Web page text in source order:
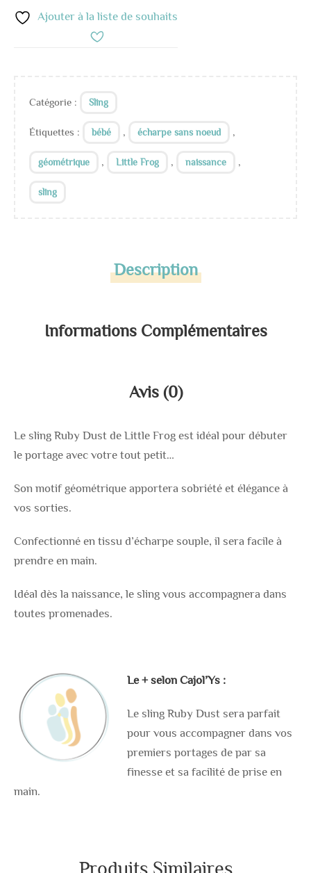
Ajouter à la liste de souhaits
Catégorie : Sling
Étiquettes : bébé , écharpe sans noeud ,
géométrique , Little Frog , naissance ,
sling
Description
Informations Complémentaires
Avis (0)
Le sling Ruby Dust de Little Frog est idéal pour débuter
le portage avec votre tout petit…
Son motif géométrique apportera sobriété et élégance à
vos sorties.
Confectionné en tissu d’écharpe souple, il sera facile à
prendre en main.
Idéal dès la naissance, le sling vous accompagnera dans
toutes promenades.
Le + selon Cajol’Ys :
Le sling Ruby Dust sera parfait
pour vous accompagner dans vos
premiers portages de par sa
finesse et sa facilité de prise en
main.
Produits Similaires